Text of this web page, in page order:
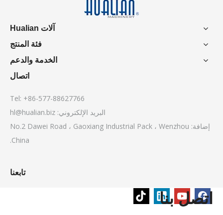
آلات Hualian
فئة المنتج
الخدمة والدعم
اتصال
Tel: +86-577-88627766
البريد الإلكتروني: hl@hualian.biz
إضافة: No.2 Dawei Road ، Gaoxiang Industrial Pack ، Wenzhou
China.
تابعنا
اتصل بنا